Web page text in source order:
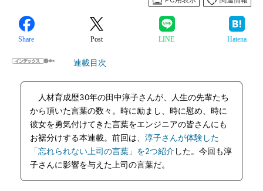
Share Post LINE Hatena
連載目次
人材育成歴30年の田中淳子さんが、人生の先輩たち
から頂いた言葉の数々。時に励まし、時に慰め、時に
彼女を勇気付けてきた言葉をエンジニアの皆さんにも
お裾分けする本連載。前回は、 淳子さんが体験した
「忘れられない上司の言葉」を2つ紹介した。今回も淳
子さんに影響を与えた上司の言葉だ。